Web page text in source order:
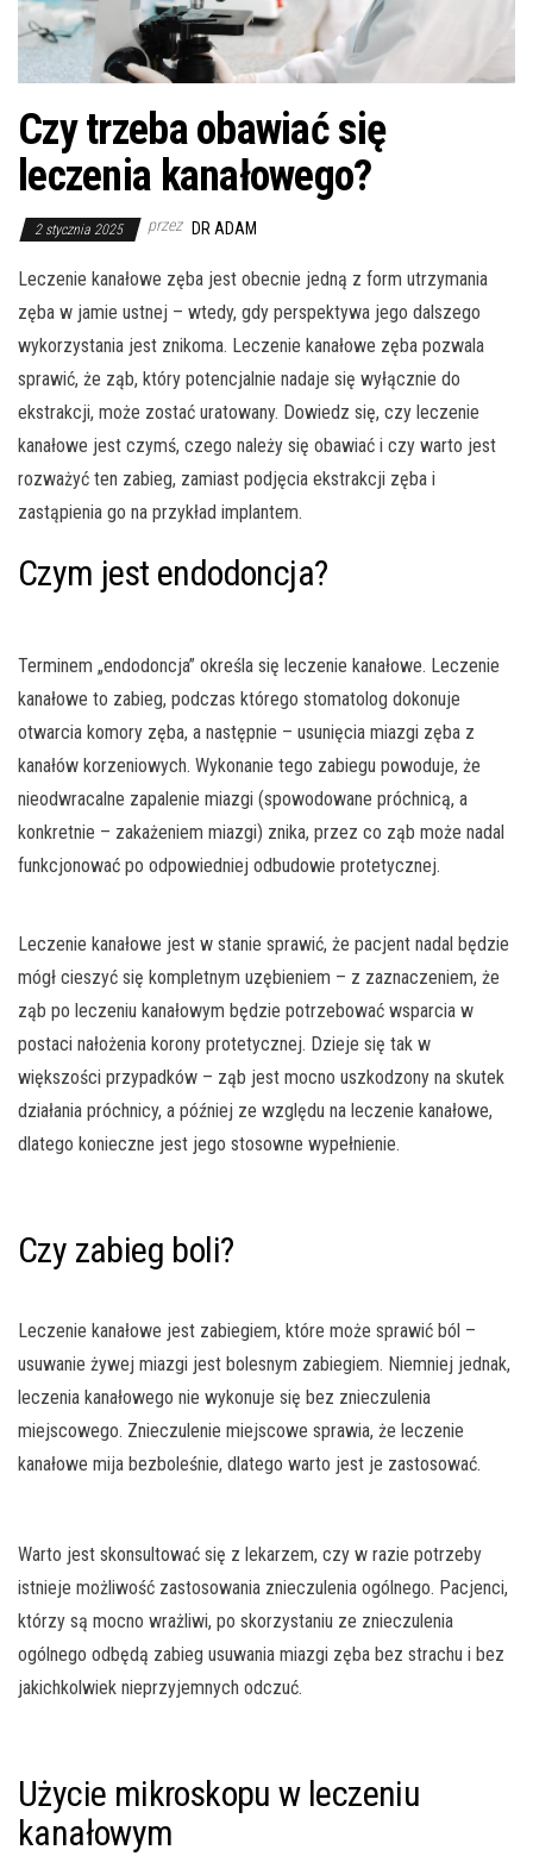
Czy trzeba obawiać się
leczenia kanałowego?
2 stycznia 2025 przez DR ADAM
Leczenie kanałowe zęba jest obecnie jedną z form utrzymania
zęba w jamie ustnej – wtedy, gdy perspektywa jego dalszego
wykorzystania jest znikoma. Leczenie kanałowe zęba pozwala
sprawić, że ząb, który potencjalnie nadaje się wyłącznie do
ekstrakcji, może zostać uratowany. Dowiedz się, czy leczenie
kanałowe jest czymś, czego należy się obawiać i czy warto jest
rozważyć ten zabieg, zamiast podjęcia ekstrakcji zęba i
zastąpienia go na przykład implantem.
Czym jest endodoncja?
Terminem „endodoncja” określa się leczenie kanałowe. Leczenie
kanałowe to zabieg, podczas którego stomatolog dokonuje
otwarcia komory zęba, a następnie – usunięcia miazgi zęba z
kanałów korzeniowych. Wykonanie tego zabiegu powoduje, że
nieodwracalne zapalenie miazgi (spowodowane próchnicą, a
konkretnie – zakażeniem miazgi) znika, przez co ząb może nadal
funkcjonować po odpowiedniej odbudowie protetycznej.
Leczenie kanałowe jest w stanie sprawić, że pacjent nadal będzie
mógł cieszyć się kompletnym uzębieniem – z zaznaczeniem, że
ząb po leczeniu kanałowym będzie potrzebować wsparcia w
postaci nałożenia korony protetycznej. Dzieje się tak w
większości przypadków – ząb jest mocno uszkodzony na skutek
działania próchnicy, a później ze względu na leczenie kanałowe,
dlatego konieczne jest jego stosowne wypełnienie.
Czy zabieg boli?
Leczenie kanałowe jest zabiegiem, które może sprawić ból –
usuwanie żywej miazgi jest bolesnym zabiegiem. Niemniej jednak,
leczenia kanałowego nie wykonuje się bez znieczulenia
miejscowego. Znieczulenie miejscowe sprawia, że leczenie
kanałowe mija bezboleśnie, dlatego warto jest je zastosować.
Warto jest skonsultować się z lekarzem, czy w razie potrzeby
istnieje możliwość zastosowania znieczulenia ogólnego. Pacjenci,
którzy są mocno wrażliwi, po skorzystaniu ze znieczulenia
ogólnego odbędą zabieg usuwania miazgi zęba bez strachu i bez
jakichkolwiek nieprzyjemnych odczuć.
Użycie mikroskopu w leczeniu
kanałowym